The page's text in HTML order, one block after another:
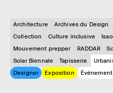
Architecture Archives du Design
Collection
Culture inclusive
Mouvement prepper
RADDAR
Solar Biennale
Tapisserie
Designer
Exposition Événement